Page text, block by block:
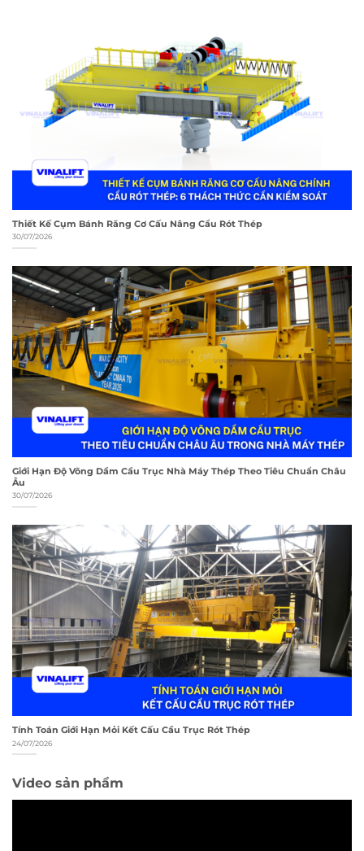
Thiết Kế Cụm Bánh Răng Cơ Cấu Nâng Cẩu Rót Thép
30/07/2026
Giới Hạn Độ Võng Dầm Cầu Trục Nhà Máy Thép Theo Tiêu Chuẩn Châu
Âu
30/07/2026
Tính Toán Giới Hạn Mỏi Kết Cấu Cầu Trục Rót Thép
24/07/2026
Video sản phẩm